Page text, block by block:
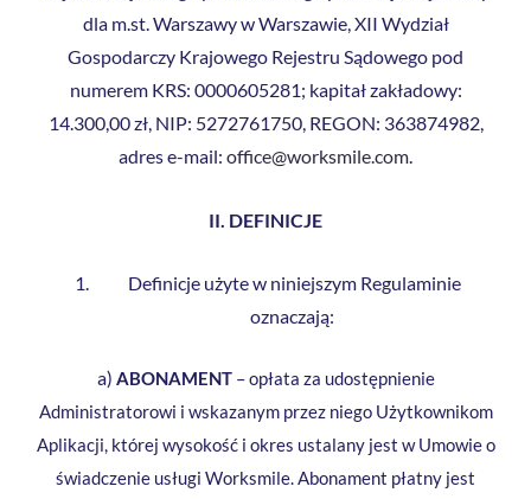
dla m.st. Warszawy w Warszawie, XII Wydział
Gospodarczy Krajowego Rejestru Sądowego pod
numerem KRS: 0000605281; kapitał zakładowy:
14.300,00 zł, NIP: 5272761750, REGON: 363874982,
adres e-mail: office@worksmile.com.
II. DEFINICJE
Definicje użyte w niniejszym Regulaminie
oznaczają:
a) ABONAMENT– opłata za udostępnienie
Administratorowi i wskazanym przez niego Użytkownikom
Aplikacji, której wysokość i okres ustalany jest w Umowie o
świadczenie usługi Worksmile. Abonament płatny jest